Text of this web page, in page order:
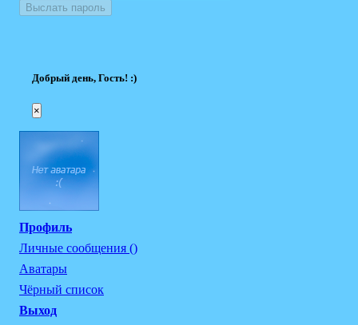
Выслать пароль
Добрый день, Гость! :)
×
Профиль
Личные сообщения ()
Аватары
Чёрный список
Выход